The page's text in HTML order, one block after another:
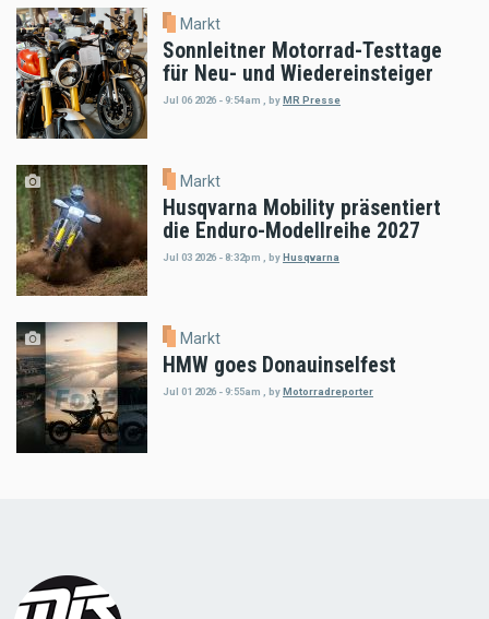
Markt
Sonnleitner Motorrad-Testtage
für Neu- und Wiedereinsteiger
Jul 06 2026 - 9:54am , byMR Presse
Markt
Husqvarna Mobility präsentiert
die Enduro-Modellreihe 2027
Jul 03 2026 - 8:32pm byHusqvarna
Markt
HMW goes Donauinselfest
Jul 01 2026 - 9:55am byMotorradreporter